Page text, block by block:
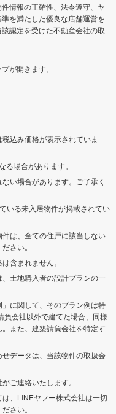
情報の正確性、法令遵守、ヤ
を満たした優良な店舗運営を
認定を受けた不動産会社の取
が開きます。
込み価格が表示されていま
場合があります。
い場合があります。ご了承く
いる未入居物件が掲載されてい
件は、全ての住戸に該当しない
さい。
含まれません。
、土地購入者の設計プランの一
」に関して、そのプラン例は特
負会社以外で建てた場合、同様
また、建築請負会社を特定す
データは、当該物件の取扱会
ご連絡いたします。
、LINEヤフー株式会社は一切
さい。